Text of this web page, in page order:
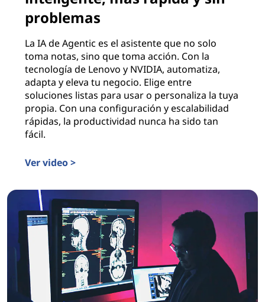
problemas
La IA de Agentic es el asistente que no solo
toma notas, sino que toma acción. Con la
tecnología de Lenovo y NVIDIA, automatiza,
adapta y eleva tu negocio. Elige entre
soluciones listas para usar o personaliza la tuya
propia. Con una configuración y escalabilidad
rápidas, la productividad nunca ha sido tan
fácil.
Ver video >